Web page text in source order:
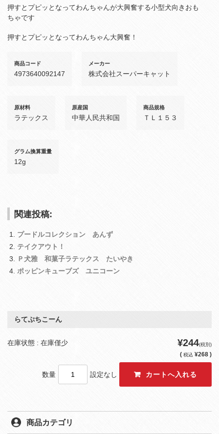
押すとプピッとなってわんちゃんが大興奮する小型犬向きおも
ちゃです
押すとプピッとなってわんちゃん大興奮！
商品コード
4973640092147
メーカー
株式会社スーパーキャット
原材料
ラテックス
原産国
中華人民共和国
商品規格
ＴＬ１５３
グラム換算重量
12g
関連投稿:
プードルコレクション あんず
テイクアウト！
Ｐ犬雅 和菓子ラテックス たいやき
ポッピンキューブズ ユニコーン
らてぷちこーん
在庫状態 : 在庫僅少 ¥244(税別)
( 税込 ¥268 )
数量 設定なし
商品カテゴリ